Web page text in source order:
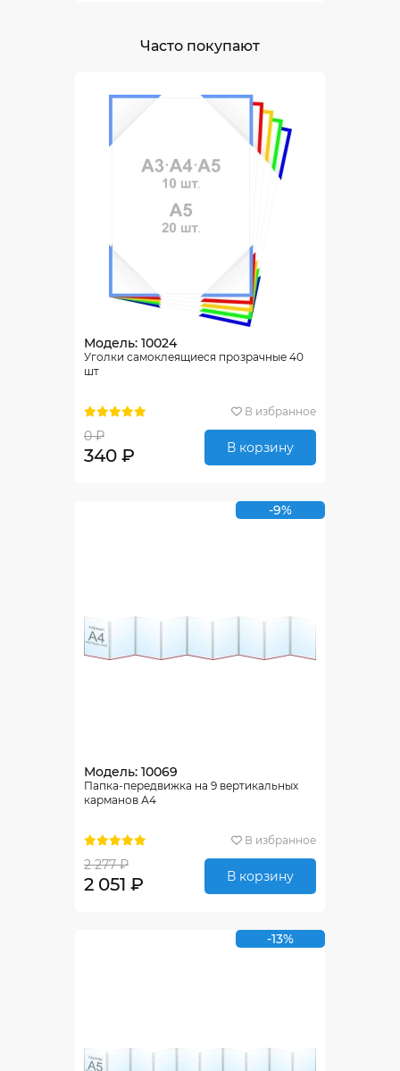
Часто покупают
Модель: 10024
Уголки самоклеящиеся прозрачные 40
шт
В избранное
0 ₽
340 ₽ В корзину
-9%
Модель: 10069
Папка-передвижка на 9 вертикальных
карманов А4
В избранное
2 277 ₽
2 051 ₽ В корзину
-13%